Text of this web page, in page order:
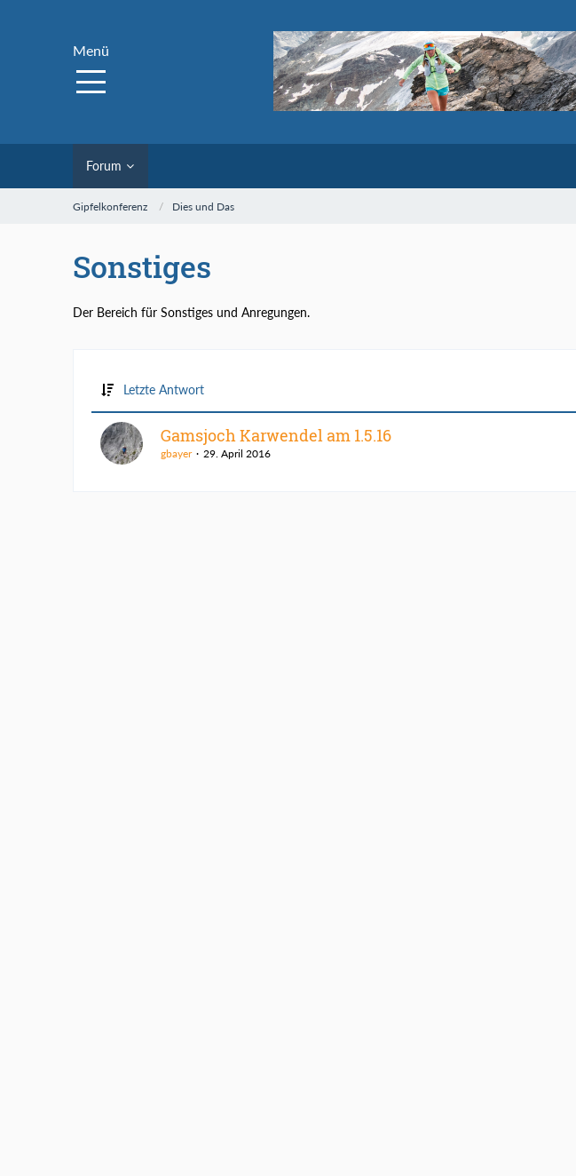
Menü
Forum
Gipfelkonferenz Dies und Das
Sonstiges
Der Bereich für Sonstiges und Anregungen.
Letzte Antwort
Gamsjoch Karwendel am 1.5.16
gbayer 29. April 2016